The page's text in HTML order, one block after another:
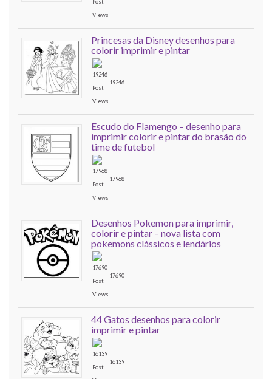
Princesas da Disney desenhos para
colorir imprimir e pintar
19246
Escudo do Flamengo – desenho para
imprimir colorir e pintar do brasão do
time de futebol
17968
Desenhos Pokemon para imprimir,
colorir e pintar – nova lista com
pokemons clássicos e lendários
17690
44 Gatos desenhos para colorir
imprimir e pintar
16139